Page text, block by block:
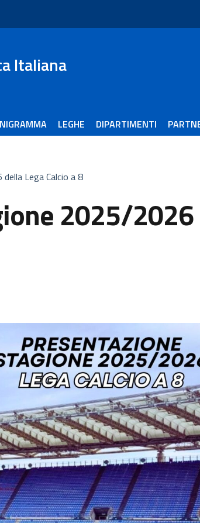
Italiana
LEGHE DIPARTIMENTI
Lega Calcio a 8
2025/2026